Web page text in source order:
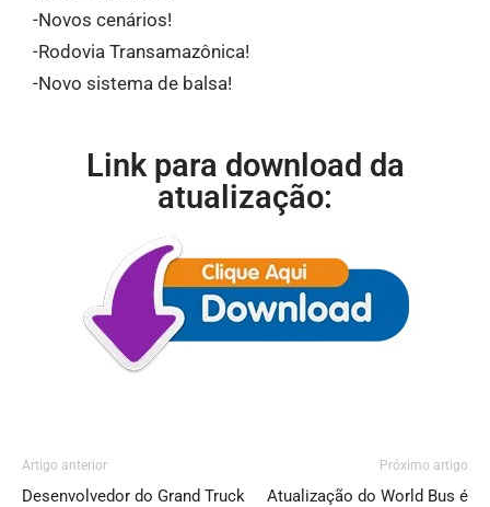
-Novos cenários!
-Rodovia Transamazônica!
-Novo sistema de balsa!
Link para download da
atualização:
Artigo anterior
Desenvolvedor do Grand Truck
Próximo artigo
Atualização do World Bus é